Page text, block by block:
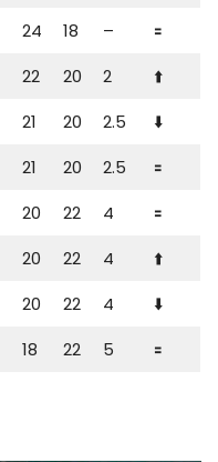
24 18 –
🟰
22 20 2
⬆️
21 20 2.5
⬇️
21 20 2.5
🟰
20 22 4
🟰
20 22 4
⬆️
20 22 4
⬇️
18 22 5 🟰